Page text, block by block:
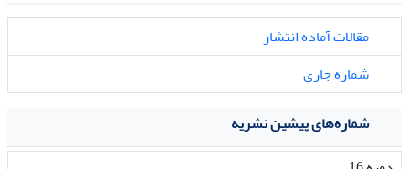
مقالات آماده انتشار
شماره جاری
شماره‌های پیشین نشریه